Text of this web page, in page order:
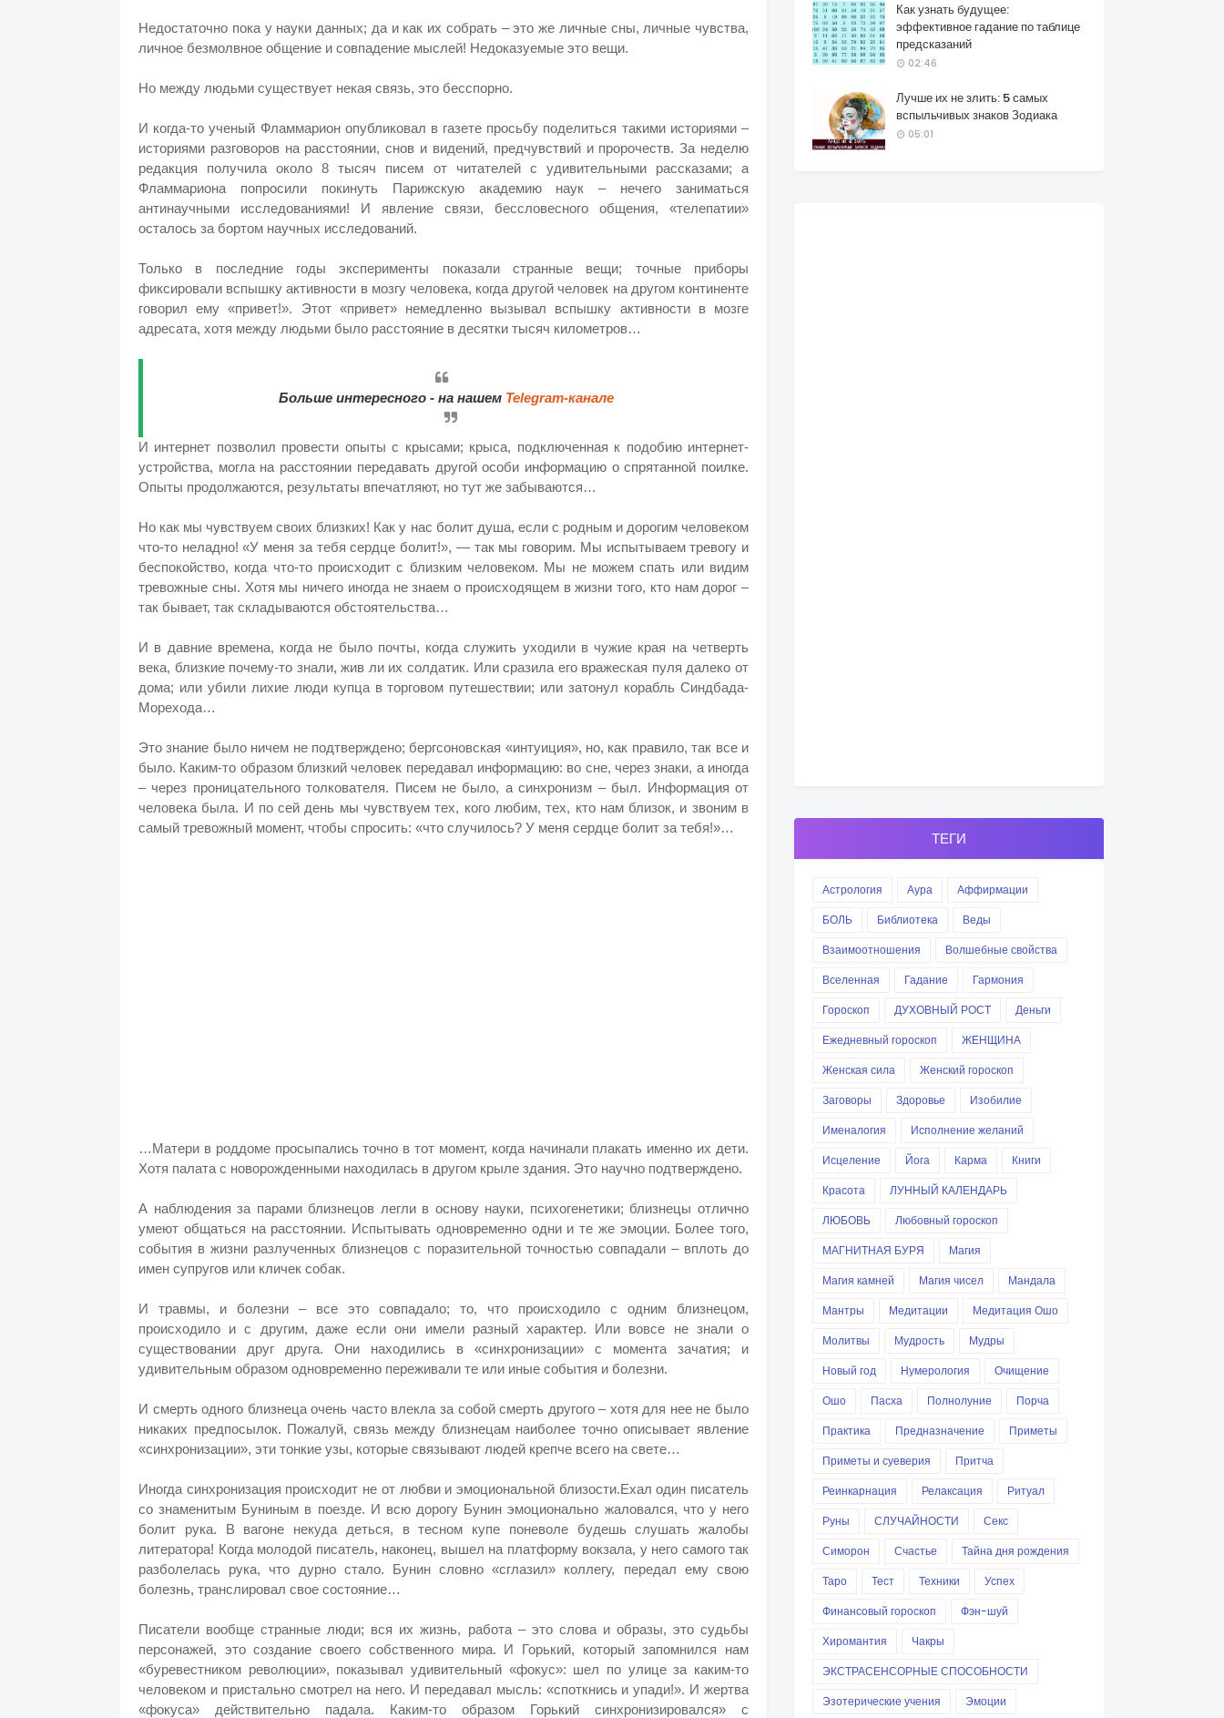
Недостаточно пока у науки данных; да и как их собрать – это же личные сны, личные чувства,
личное безмолвное общение и совпадение мыслей! Недоказуемые это вещи.
Но между людьми существует некая связь, это бесспорно.
И когда-то ученый Фламмарион опубликовал в газете просьбу поделиться такими историями –
историями разговоров на расстоянии, снов и видений, предчувствий и пророчеств. За неделю
редакция получила около 8 тысяч писем от читателей с удивительными рассказами; а
Фламмариона попросили покинуть Парижскую академию наук – нечего заниматься
антинаучными исследованиями! И явление связи, бессловесного общения, «телепатии»
осталось за бортом научных исследований.
Только в последние годы эксперименты показали странные вещи; точные приборы
фиксировали вспышку активности в мозгу человека, когда другой человек на другом континенте
говорил ему «привет!». Этот «привет» немедленно вызывал вспышку активности в мозге
адресата, хотя между людьми было расстояние в десятки тысяч километров…
Больше интересного - на нашем Telegram-канале
И интернет позволил провести опыты с крысами; крыса, подключенная к подобию интернет-
устройства, могла на расстоянии передавать другой особи информацию о спрятанной поилке.
Опыты продолжаются, результаты впечатляют, но тут же забываются…
Но как мы чувствуем своих близких! Как у нас болит душа, если с родным и дорогим человеком
что-то неладно! «У меня за тебя сердце болит!», — так мы говорим. Мы испытываем тревогу и
беспокойство, когда что-то происходит с близким человеком. Мы не можем спать или видим
тревожные сны. Хотя мы ничего иногда не знаем о происходящем в жизни того, кто нам дорог –
так бывает, так складываются обстоятельства…
И в давние времена, когда не было почты, когда служить уходили в чужие края на четверть
века, близкие почему-то знали, жив ли их солдатик. Или сразила его вражеская пуля далеко от
дома; или убили лихие люди купца в торговом путешествии; или затонул корабль Синдбада-
Морехода…
Это знание было ничем не подтверждено; бергсоновская «интуиция», но, как правило, так все и
было. Каким-то образом близкий человек передавал информацию: во сне, через знаки, а иногда
– через проницательного толкователя. Писем не было, а синхронизм – был. Информация от
человека была. И по сей день мы чувствуем тех, кого любим, тех, кто нам близок, и звоним в
самый тревожный момент, чтобы спросить: «что случилось? У меня сердце болит за тебя!»…
…Матери в роддоме просыпались точно в тот момент, когда начинали плакать именно их дети.
Хотя палата с новорожденными находилась в другом крыле здания. Это научно подтверждено.
А наблюдения за парами близнецов легли в основу науки, психогенетики; близнецы отлично
умеют общаться на расстоянии. Испытывать одновременно одни и те же эмоции. Более того,
события в жизни разлученных близнецов с поразительной точностью совпадали – вплоть до
имен супругов или кличек собак.
И травмы, и болезни – все это совпадало; то, что происходило с одним близнецом,
происходило и с другим, даже если они имели разный характер. Или вовсе не знали о
существовании друг друга. Они находились в «синхронизации» с момента зачатия; и
удивительным образом одновременно переживали те или иные события и болезни.
И смерть одного близнеца очень часто влекла за собой смерть другого – хотя для нее не было
никаких предпосылок. Пожалуй, связь между близнецам наиболее точно описывает явление
«синхронизации», эти тонкие узы, которые связывают людей крепче всего на свете…
Иногда синхронизация происходит не от любви и эмоциональной близости.Ехал один писатель
со знаменитым Буниным в поезде. И всю дорогу Бунин эмоционально жаловался, что у него
болит рука. В вагоне некуда деться, в тесном купе поневоле будешь слушать жалобы
литератора! Когда молодой писатель, наконец, вышел на платформу вокзала, у него самого так
разболелась рука, что дурно стало. Бунин словно «сглазил» коллегу, передал ему свою
болезнь, транслировал свое состояние…
Писатели вообще странные люди; вся их жизнь, работа – это слова и образы, это судьбы
персонажей, это создание своего собственного мира. И Горький, который запомнился нам
«буревестником революции», показывал удивительный «фокус»: шел по улице за каким-то
человеком и пристально смотрел на него. И передавал мысль: «споткнись и упади!». И жертва
«фокуса» действительно падала. Каким-то образом Горький синхронизировался» с
Как узнать будущее:
эффективное гадание по таблице
предсказаний
02:46
Лучше их не злить: 5 самых
вспыльчивых знаков Зодиака
05:01
ТЕГИ
Астрология Аура
Аффирмации
БОЛЬ
Библиотека
Веды
Взаимоотношения
Волшебные свойства
Вселенная
Гадание
Гармония
Гороскоп
ДУХОВНЫЙ РОСТ
Деньги
Ежедневный гороскоп
ЖЕНЩИНА
Женская сила
Женский гороскоп
Заговоры
Здоровье
Изобилие
Именалогия
Исполнение желаний
Исцеление
Йога Карма
Книги
Красота
ЛУННЫЙ КАЛЕНДАРЬ
ЛЮБОВЬ
Любовный гороскоп
МАГНИТНАЯ БУРЯ
Магия
Магия камней
Магия чисел
Мандала
Мантры
Медитации
Медитация Ошо
Молитвы
Мудрость
Мудры
Новый год
Нумерология
Очищение
Ошо
Пасха Полнолуние
Порча
Практика
Предназначение
Приметы
Приметы и суеверия
Притча
Реинкарнация
Релаксация
Ритуал
Руны
СЛУЧАЙНОСТИ
Секс
Симорон
Счастье
Тайна дня рождения
Таро
Тест Техники
Успех
Финансовый гороскоп
Фэн-шуй
Хиромантия
Чакры
ЭКСТРАСЕНСОРНЫЕ СПОСОБНОСТИ
Эзотерические учения
Эмоции